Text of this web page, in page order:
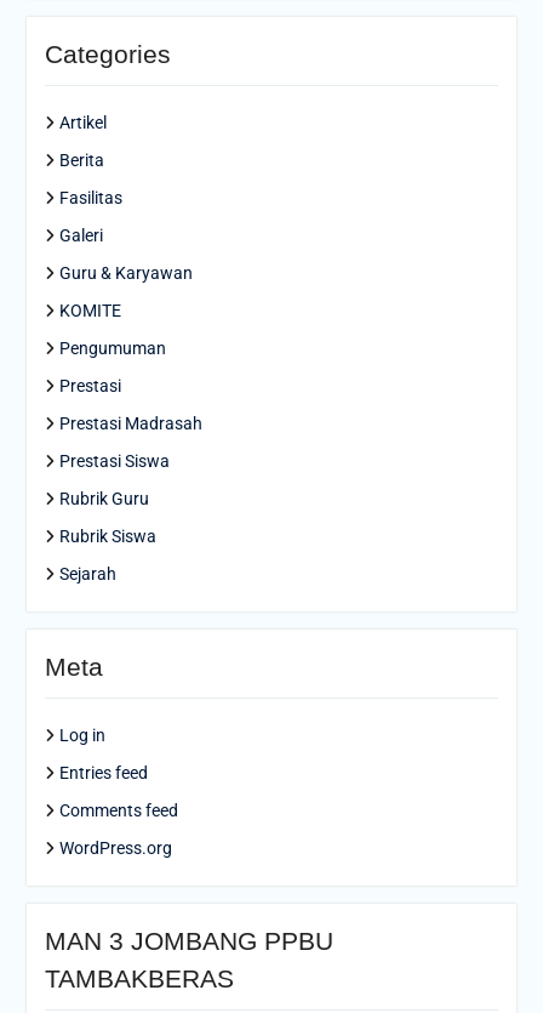
Categories
Artikel
Berita
Fasilitas
Galeri
Guru & Karyawan
KOMITE
Pengumuman
Prestasi
Prestasi Madrasah
Prestasi Siswa
Rubrik Guru
Rubrik Siswa
Sejarah
Meta
Log in
Entries feed
Comments feed
WordPress.org
MAN 3 JOMBANG PPBU
TAMBAKBERAS